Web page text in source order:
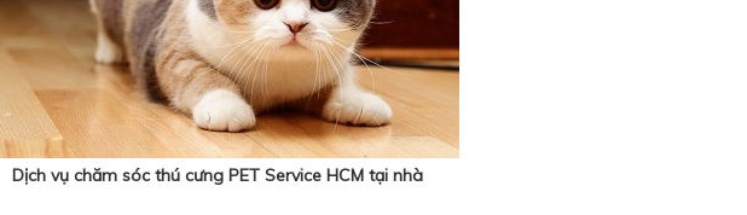
Dịch vụ chăm sóc thú cưng PET Service HCM tại nhà